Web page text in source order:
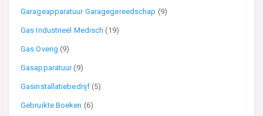
Garageapparatuur Garagegereedschap (9)
Gas Industrieel Medisch(19)
Gas Overig(9)
Gasapparatuur(9)
Gasinstallatiebedrijf(5)
Gebruikte Boeken (6)